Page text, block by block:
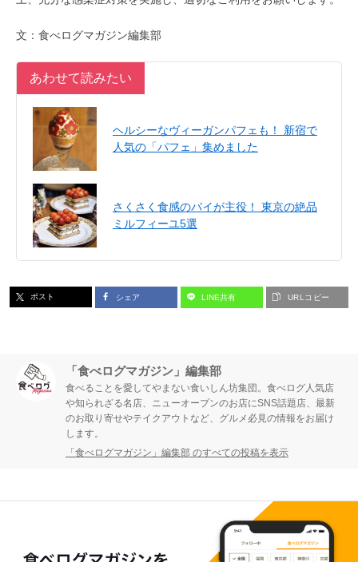
文：食べログマガジン編集部
あわせて読みたい
ヘルシーなヴィーガンパフェも！ 新宿で
人気の「パフェ」集めました
さくさく食感のパイが主役！ 東京の絶品
ミルフィーユ5選
ポスト シェア LINE共有 URLコピー
「食べログマガジン」編集部
食べることを愛してやまない食いしん坊集団。食べログ人気店
や知られざる名店、ニューオープンのお店にSNS話題店、最新
のお取り寄せやテイクアウトなど、グルメ必見の情報をお届け
します。
「食べログマガジン」編集部 のすべての投稿を表示